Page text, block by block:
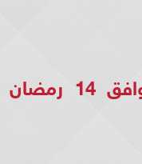
يوم الأحد 24 مارس الموافق 14 رمضان